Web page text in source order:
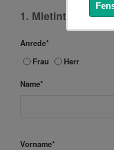
1. Mietinteressent
Anrede*
Frau
Herr
Name*
Vorname*